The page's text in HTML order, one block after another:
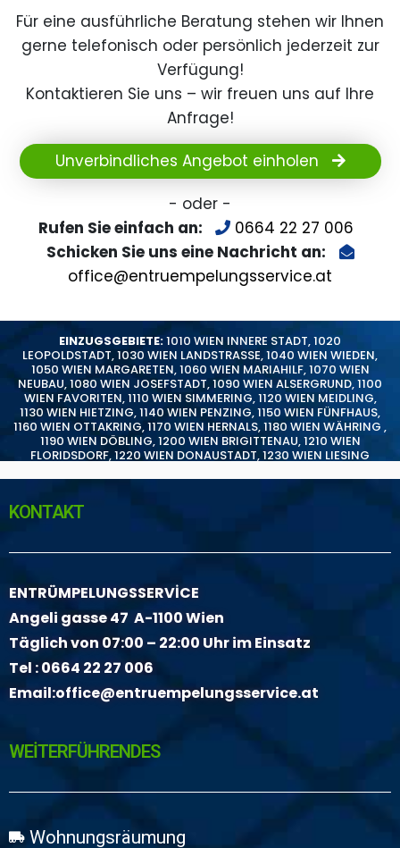
Für eine ausführliche Beratung stehen wir Ihnen
gerne telefonisch oder persönlich jederzeit zur
Verfügung!
Kontaktieren Sie uns – wir freuen uns auf Ihre
Anfrage!
Unverbindliches Angebot einholen
- oder -
Rufen Sie einfach an:
0664 22 27 006
Schicken Sie uns eine Nachricht an:
office@entruempelungsservice.at
EINZUGSGEBIETE:1010 WIEN INNERE STADT,1020
LEOPOLDSTADT,1030 WIEN LANDSTRASSE,1040 WIEN WIEDEN,
1050 WIEN MARGARETEN,1060 WIEN MARIAHILF,1070 WIEN
NEUBAU,1080 WIEN JOSEFSTADT,1090 WIEN ALSERGRUND,1100
WIEN FAVORITEN,1110 WIEN SIMMERING,1120 WIEN MEIDLING,
1130 WIEN HIETZING,1140 WIEN PENZING,1150 WIEN FÜNFHAUS,
1160 WIEN OTTAKRING,1170 WIEN HERNALS,1180 WIEN WÄHRING ,
1190 WIEN DÖBLING,1200 WIEN BRIGITTENAU,1210 WIEN
FLORIDSDORF,1220 WIEN DONAUSTADT,1230 WIEN LIESING
KONTAKT
ENTRÜMPELUNGSSERVİCE
Angeli gasse 47 A-1100 Wien
Täglich von 07:00 – 22:00 Uhr im Einsatz
Tel :0664 22 27 006
Email:office@entruempelungsservice.at
WEİTERFÜHRENDES
Wohnungsräumung